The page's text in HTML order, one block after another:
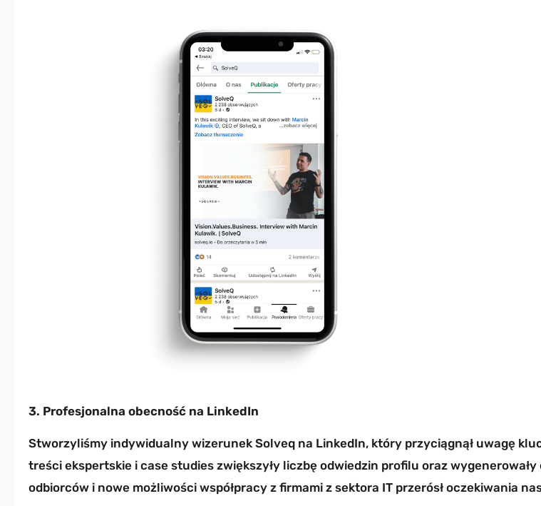
3. Profesjonalna obecność na LinkedIn
Stworzyliśmy indywidualny wizerunek Solveq na LinkedIn, który przyciągnął uwagę
treści ekspertskie i case studies zwiększyły liczbę odwiedzin profilu oraz
odbiorców i nowe możliwości współpracy z firmami z sektora IT przerósł oczekiwania